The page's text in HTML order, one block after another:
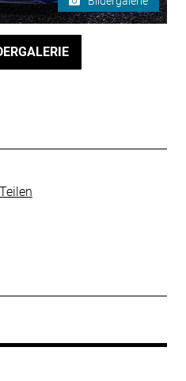
Teilen